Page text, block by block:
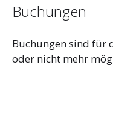
Buchungen
Buchungen sind für
oder nicht mehr